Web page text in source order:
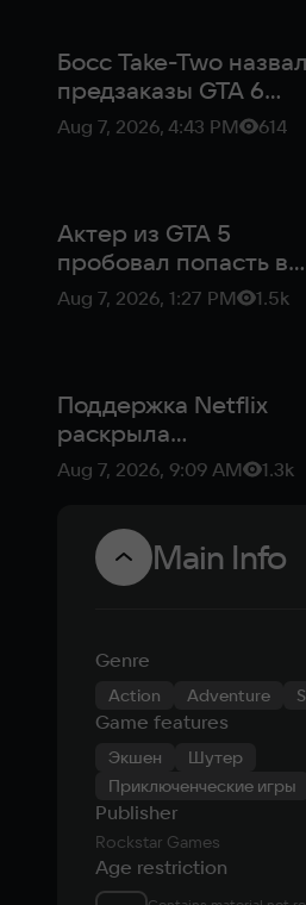
Босс Take-Two назвал
предзаказы GTA 6
«беспрецедентными»
для индустрии
Aug 7, 2026, 4:43 PM 614
Актер из GTA 5
пробовал попасть в
GTA 6, но его не
взяли даже после 60
Aug 7, 2026, 1:27 PM 1.5k
Поддержка Netflix
раскрыла
продолжительность
показа геймплея GTA
Aug 7, 2026, 9:09 AM 1.3k
Main Info
Genre
Action Adventure
Game features
Экшен
Шутер
Приключенческие игры
Publisher
Rockstar Games
Age restriction